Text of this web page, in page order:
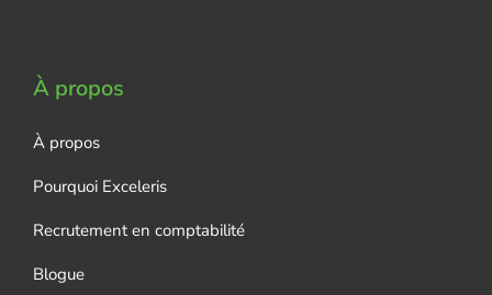
À propos
À propos
Pourquoi Exceleris
Recrutement en comptabilité
Blogue